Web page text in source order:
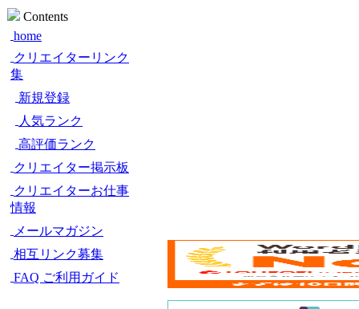
Contents
home
クリエイターリンク
集
新規登録
人気ランク
高評価ランク
クリエイター掲示板
クリエイターお仕事
情報
メールマガジン
相互リンク募集
FAQ ご利用ガイド